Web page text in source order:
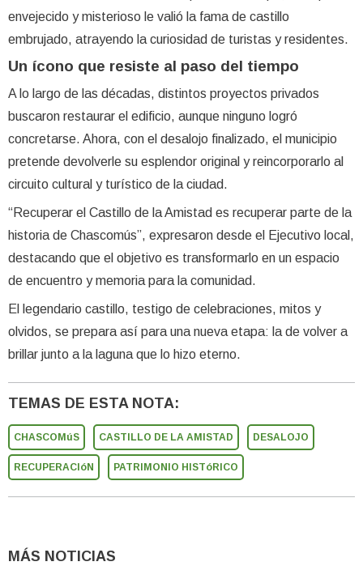
envejecido y misterioso le valió la fama de castillo
embrujado, atrayendo la curiosidad de turistas y residentes.
Un ícono que resiste al paso del tiempo
A lo largo de las décadas, distintos proyectos privados
buscaron restaurar el edificio, aunque ninguno logró
concretarse. Ahora, con el desalojo finalizado, el municipio
pretende devolverle su esplendor original y reincorporarlo al
circuito cultural y turístico de la ciudad.
“Recuperar el Castillo de la Amistad es recuperar parte de la
historia de Chascomús”, expresaron desde el Ejecutivo local,
destacando que el objetivo es transformarlo en un espacio
de encuentro y memoria para la comunidad.
El legendario castillo, testigo de celebraciones, mitos y
olvidos, se prepara así para una nueva etapa: la de volver a
brillar junto a la laguna que lo hizo eterno.
TEMAS DE ESTA NOTA:
CHASCOMúS CASTILLO DE LA AMISTAD DESALOJO
RECUPERACIóN PATRIMONIO HISTóRICO
MÁS NOTICIAS